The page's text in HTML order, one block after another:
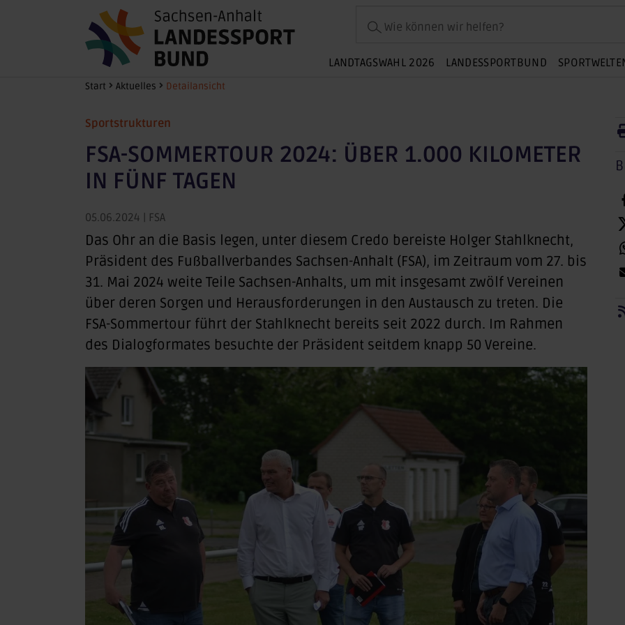
Zum Hauptinhalt springen
Wie können wir helfen?
LANDTAGSWAHL 2026 LANDESSPORTBUND
Sie sind hier:
Start Aktuelles Detailansicht
Sportstrukturen
FSA-SOMMERTOUR 2024: ÜBER 1.000 KILOMETER
IN FÜNF TAGEN
05.06.2024 | FSA
Das Ohr an die Basis legen, unter diesem Credo bereiste Holger Stahlknecht,
Präsident des Fußballverbandes Sachsen-Anhalt (FSA), im Zeitraum vom 27. bis
31. Mai 2024 weite Teile Sachsen-Anhalts, um mit insgesamt zwölf Vereinen
über deren Sorgen und Herausforderungen in den Austausch zu treten. Die
FSA-Sommertour führt der Stahlknecht bereits seit 2022 durch. Im Rahmen
des Dialogformates besuchte der Präsident seitdem knapp 50 Vereine.